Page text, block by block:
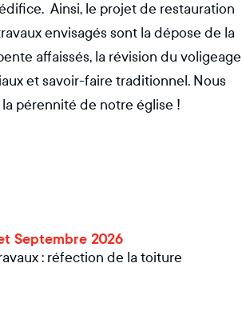
Ainsi, le projet de restauration
envisagés sont la dépose de la
affaissés, la révision du voligeage
et savoir-faire traditionnel. Nous
pérennité de notre église !
Septembre 2026
: réfection de la toiture